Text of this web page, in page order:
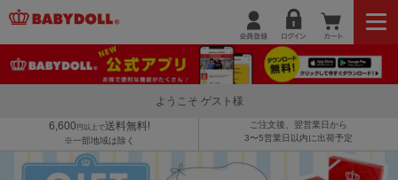
ようこそ ゲスト様
6,600 円以上で送料無料!
※一部地域は除く
ご注文後、翌営業日から
3〜5営業日以内に出荷予定